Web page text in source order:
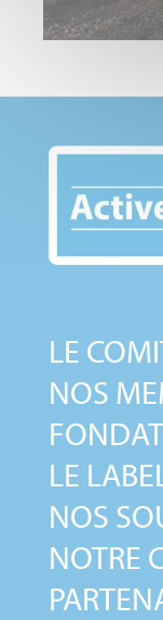
LE
NOS
LE
NOS
NOTRE